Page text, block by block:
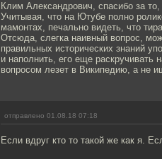
Клим Александрович, спасибо за
Учитывая, что на Ютубе полно
мамонтах, печально видеть, что
Отсюда, слегка наивный вопрос,
правильных исторических знаний
и наполнить, его еще
вопросом лезет в Википедию, а не
отправлено 01.08.18 07:18
Если вдруг кто то такой же как я.